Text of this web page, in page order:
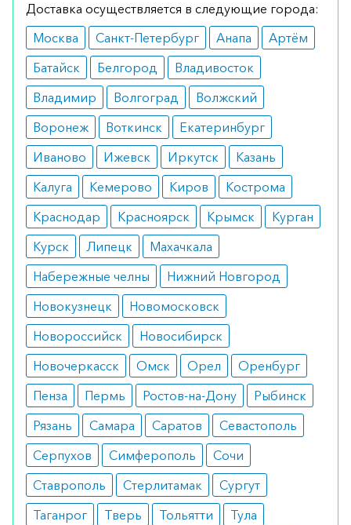
Доставка осуществляется в следующие города:
Москва
Санкт-Петербург Анапа
Артём
Батайск
Белгород
Владивосток
Владимир
Волгоград
Волжский
Воронеж
Воткинск
Екатеринбург
Иваново
Ижевск Иркутск
Казань
Калуга
Кемерово Киров
Кострома
Краснодар
Красноярск Крымск
Курган
Курск
Липецк
Махачкала
Набережные челны
Нижний Новгород
Новокузнецк
Новомосковск
Новороссийск
Новосибирск
Новочеркасск
Омск Орел
Оренбург
Пенза
Пермь Ростов-на-Дону
Рыбинск
Рязань
Самара Саратов
Севастополь
Серпухов
Симферополь
Сочи
Ставрополь
Стерлитамак
Сургут
Таганрог
Тверь Тольятти
Тула